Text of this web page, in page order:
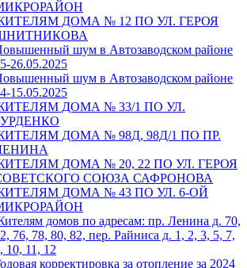
ДОМА № 12 ПО УЛ. ГЕРОЯ
шум в Автозаводском районе
26.05.2025
шум в Автозаводском районе
15.05.2025
ДОМА № 33/1 ПО УЛ.
ДОМА № 98Д, 98Д/1 ПО ПР.
ДОМА № 20, 22 ПО УЛ. ГЕРОЯ
СОЮЗА САФРОНОВА
ДОМА № 43 ПО УЛ. 6-ОЙ
домов по адресам: пр. Ленина д. 70,
76, 78, 80, 82, пер. Райниса д. 1, 2, 3, 5, 7,
10, 11, 12
корректировка за отопление за 2024